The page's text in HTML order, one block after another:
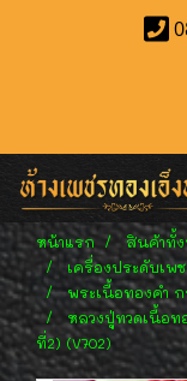
หน้าแรก
สินค้าทั้
เครื่องประดับเพ
พระเนื้อทองคำ
หลวงปู่ทวดเนื้อท
ที่2) (V702)